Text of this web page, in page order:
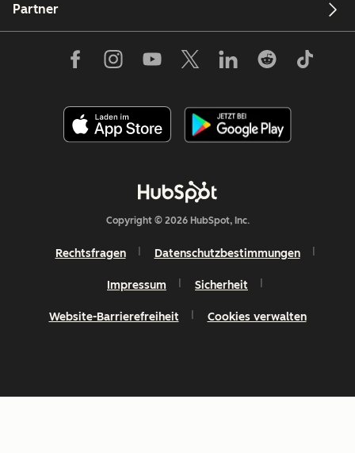
Partner
Copyright © 2026 HubSpot, Inc.
Rechtsfragen Datenschutzbestimmungen
Impressum Sicherheit
Website-Barrierefreiheit Cookies verwalten